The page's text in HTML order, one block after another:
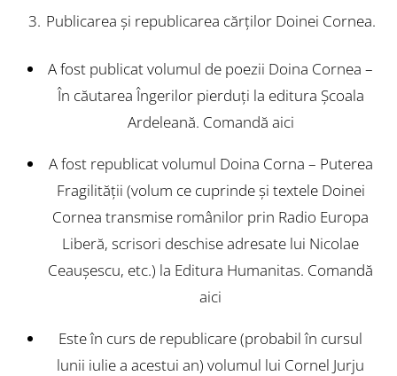
Publicarea şi republicarea cărţilor Doinei Cornea.
A fost publicat volumul de poezii Doina Cornea –
În căutarea Îngerilor pierduţi la editura Şcoala
Ardeleană. Comandă aici
A fost republicat volumul Doina Corna – Puterea
Fragilităţii (volum ce cuprinde şi textele Doinei
Cornea transmise românilor prin Radio Europa
Liberă, scrisori deschise adresate lui Nicolae
Ceauşescu, etc.) la Editura Humanitas. Comandă
aici
Este în curs de republicare (probabil în cursul
lunii iulie a acestui an) volumul lui Cornel Jurju